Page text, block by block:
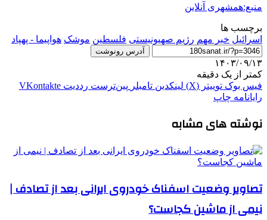
منبع:همشهری آنلاین
برچسب ها
اسرائیل خبر مهم رژيم صهيونيستى فلسطین موشک هواپیما - پهپاد
آدرس رونوشت
۱۴۰۳/۰۹/۱۳
کمتر از یک دقیقه
فیس بوک توییتر (X) لینکدین ‫تامبلر ‫پین‌ترست ‫رددیت ‫VKontakte
رایانامه چاپ
نوشته های مشابه
تصاویر وضعیت اسفناک خودروی ایرانی بعد از تصادف |
نیمی از ماشین کجاست؟